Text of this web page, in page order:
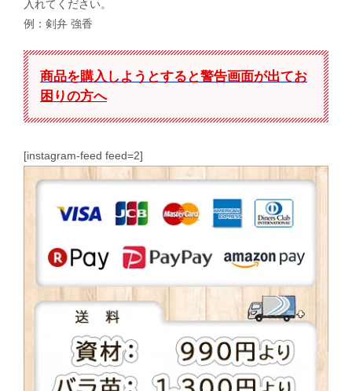
入れてください。
例：剣弁 強香
商品を購入しようとすると警告画面が出てお
困りの方へ
[instagram-feed feed=2]